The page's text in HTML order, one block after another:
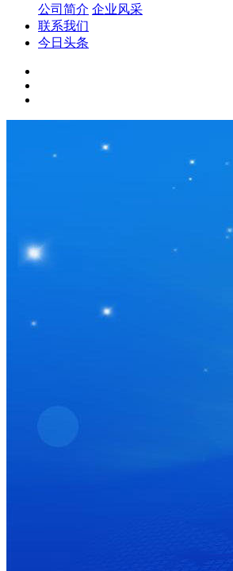
公司简介 企业风采
联系我们
今日头条